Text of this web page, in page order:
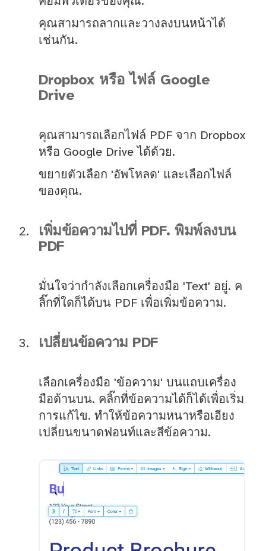
คุณสามารถลากและวางลงบนหน้าได้
เช่นกัน.
Dropbox หรือ ไฟล์ Google
Drive
คุณสามารถเลือกไฟล์ PDF จาก Dropbox
หรือ Google Drive ได้ด้วย.
ขยายตัวเลือก 'อัพโหลด' และเลือกไฟล์
ของคุณ.
เพิ่มข้อความไปที่ PDF. พิมพ์ลงบน
PDF
มั่นใจว่ากำลังเลือกเครื่องมือ 'Text' อยู่. ค
ลิ๊กที่ใดก็ได้บน PDF เพื่อเพิ่มข้อความ.
เปลี่ยนข้อความ PDF
เลือกเครื่องมือ 'ข้อความ' บนแถบเครื่อง
มือด้านบน. คลิ๊กที่ข้อความได้ก็ได้เพื่อเริ่ม
การแก้ไข. ทำให้ข้อความหนาหรือเอียง
เปลี่ยนขนาดฟอนท์และสีข้อความ.